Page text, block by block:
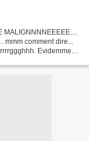
comment dire...
Evidemment,